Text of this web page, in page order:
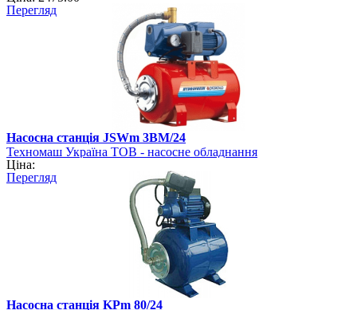
Перегляд
Насосна станція JSWm 3ВМ/24
Техномаш Україна ТОВ - насосне обладнання
Ціна:
Перегляд
Насосна станція KPm 80/24